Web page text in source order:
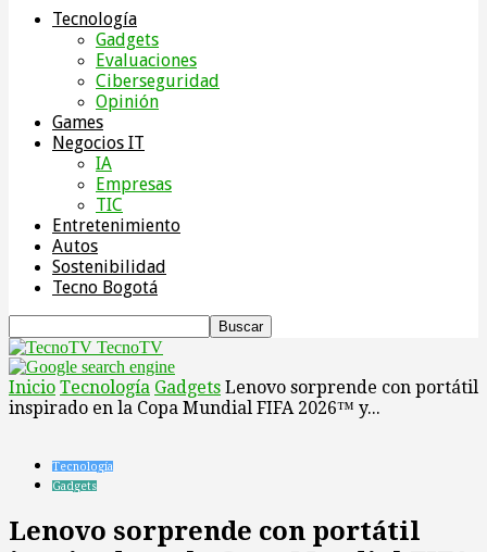
Tecnología
Gadgets
Evaluaciones
Ciberseguridad
Opinión
Games
Negocios IT
IA
Empresas
TIC
Entretenimiento
Autos
Sostenibilidad
Tecno Bogotá
TecnoTV
Inicio Tecnología Gadgets Lenovo sorprende con portátil
inspirado en la Copa Mundial FIFA 2026™ y...
Tecnología
Gadgets
Lenovo sorprende con portátil